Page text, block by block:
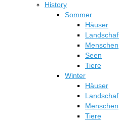
History
Sommer
Häuser
Menschen
Seen
Tiere
Winter
Häuser
Menschen
Tiere